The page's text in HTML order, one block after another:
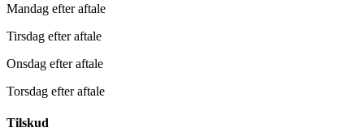
Mandag efter aftale
Tirsdag efter aftale
Onsdag efter aftale
Torsdag efter aftale
Tilskud